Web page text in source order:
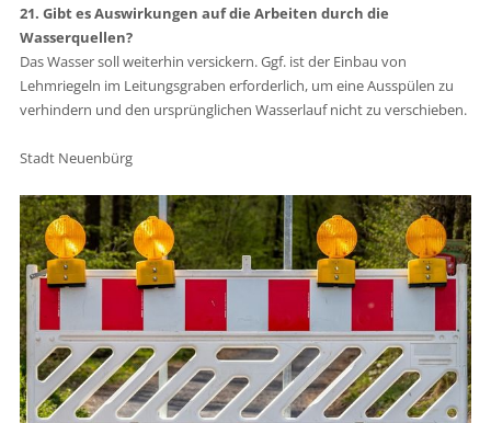
21. Gibt es Auswirkungen auf die Arbeiten durch die
Wasserquellen?
Das Wasser soll weiterhin versickern. Ggf. ist der Einbau von
Lehmriegeln im Leitungsgraben erforderlich, um eine Ausspülen zu
verhindern und den ursprünglichen Wasserlauf nicht zu verschieben.
Stadt Neuenbürg